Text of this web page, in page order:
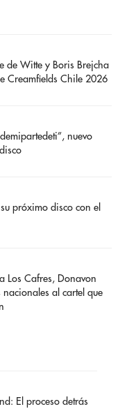
de Witte y Boris Brejcha
Creamfields Chile 2026
nuevo
próximo disco con el
Los Cafres, Donavon
nacionales al cartel que
El proceso detrás